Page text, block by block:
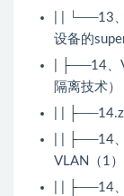
| | └──13
设备的
| ├──14、
隔离技术）
| |
| | ├──14
VLAN（1
| | ├──14